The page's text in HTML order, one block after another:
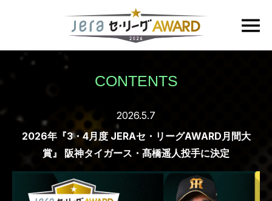
CONTENTS
2026.5.7
2026年『3・4月度 JERAセ・リーグAWARD月間大
賞』 阪神タイガース・髙橋遥人投手に決定